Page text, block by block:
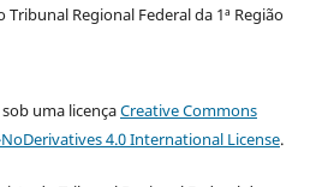
Regional Federal da 1ª Região
uma licençaCreative Commons
4.0 International License.